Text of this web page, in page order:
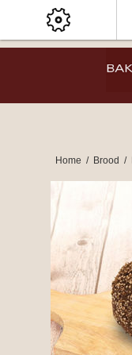
Home / Brood /